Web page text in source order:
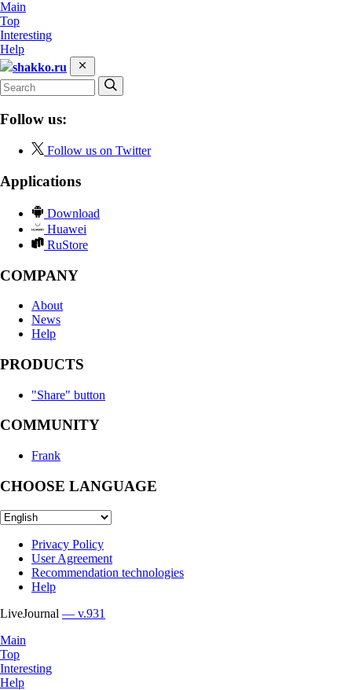
Main
Top
Interesting
Help
shakko.ru
Follow us:
Follow us on Twitter
Applications
Download
Huawei
RuStore
COMPANY
About
News
Help
PRODUCTS
"Share" button
COMMUNITY
Frank
CHOOSE LANGUAGE
Privacy Policy
User Agreement
Recommendation technologies
Help
LiveJournal — v.931
Main
Top
Interesting
Help